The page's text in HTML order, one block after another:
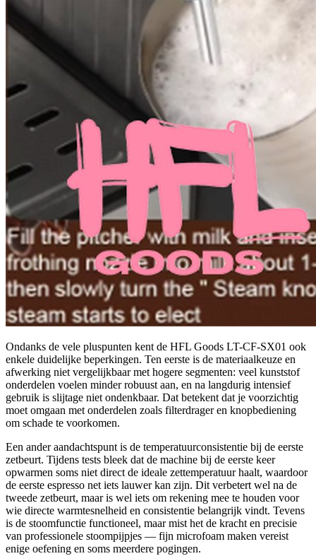
Ondanks de vele pluspunten kent de HFL Goods LT-CF-SX01 ook
enkele duidelijke beperkingen. Ten eerste is de materiaalkeuze en
afwerking niet vergelijkbaar met hogere segmenten: veel kunststof
onderdelen voelen minder robuust aan, en na langdurig intensief
gebruik is slijtage niet ondenkbaar. Dat betekent dat je voorzichtig
moet omgaan met onderdelen zoals filterdrager en knopbediening
om schade te voorkomen.
Een ander aandachtspunt is de temperatuurconsistentie bij de eerste
zetbeurt. Tijdens tests bleek dat de machine bij de eerste keer
opwarmen soms niet direct de ideale zettemperatuur haalt, waardoor
de eerste espresso net iets lauwer kan zijn. Dit verbetert wel na de
tweede zetbeurt, maar is wel iets om rekening mee te houden voor
wie directe warmtesnelheid en consistentie belangrijk vindt. Tevens
is de stoomfunctie functioneel, maar mist het de kracht en precisie
van professionele stoompijpjes — fijn microfoam maken vereist
enige oefening en soms meerdere pogingen.